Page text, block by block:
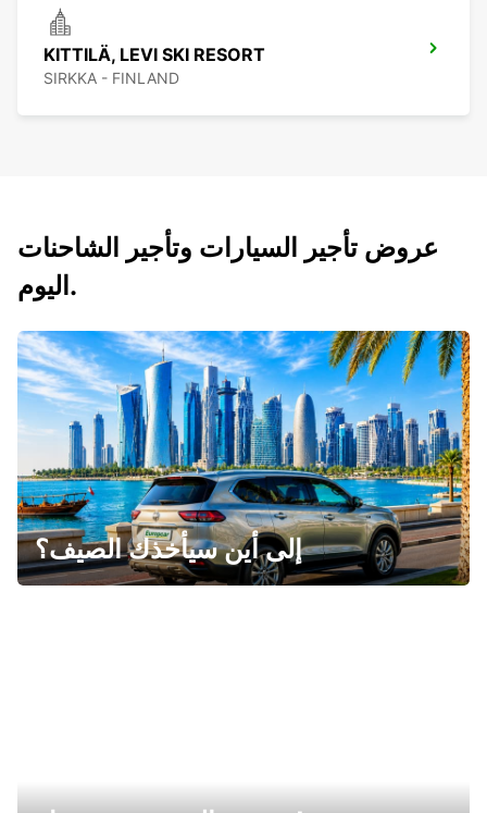
KITTILÄ, LEVI SKI RESORT
SIRKKA - FINLAND
عروض تأجير السيارات وتأجير الشاحنات
اليوم.
إلى أين سيأخذك الصيف؟